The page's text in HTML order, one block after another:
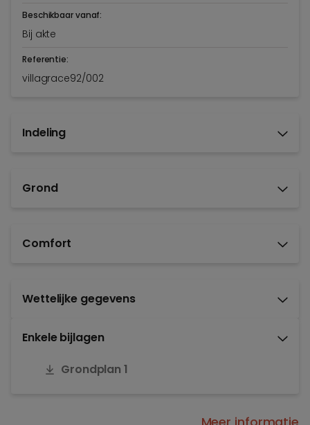
Beschikbaar vanaf:
Bij akte
Referentie:
villagrace92/002
Indeling
Grond
Comfort
Wettelijke gegevens
Enkele bijlagen
Grondplan 1